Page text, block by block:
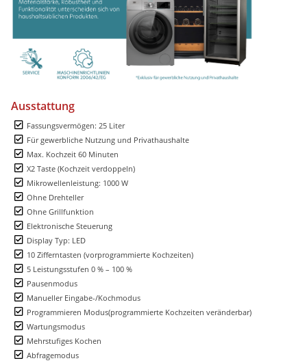
Ausstattung
Fassungsvermögen: 25 Liter
Für gewerbliche Nutzung und Privathaushalte
Max. Kochzeit 60 Minuten
X2 Taste (Kochzeit verdoppeln)
Mikrowellenleistung: 1000 W
Ohne Drehteller
Ohne Grillfunktion
Elektronische Steuerung
Display Typ: LED
10 Zifferntasten (vorprogrammierte Kochzeiten)
5 Leistungsstufen 0 % – 100 %
Pausenmodus
Manueller Eingabe-/Kochmodus
Programmieren Modus(programmierte Kochzeiten veränderbar)
Wartungsmodus
Mehrstufiges Kochen
Abfragemodus